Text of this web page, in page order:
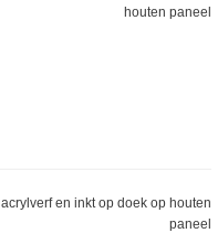
houten paneel
acrylverf en inkt op doek op houten
paneel